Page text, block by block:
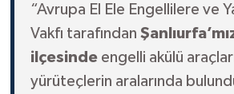
“Avrupa El Ele Engellilere ve
Vakfı tarafından
ilçesindeengelli akülü
yürüteçlerin aralarında